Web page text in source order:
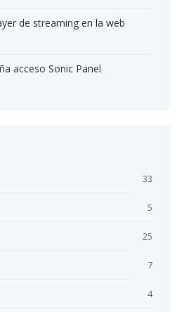
de streaming en la web
acceso Sonic Panel
33
5
25
7
4